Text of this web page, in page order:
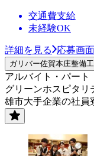
交通費支給
未経験OK
詳細を見る 応募画
ガリバー佐賀本庄整備
アルバイト・パート
グリーンホスピタリ
雄市大手企業の社員